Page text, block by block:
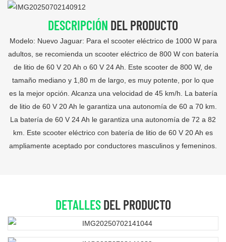
DESCRIPCIÓN DEL PRODUCTO
Modelo: Nuevo Jaguar: Para el scooter eléctrico de 1000 W para
adultos, se recomienda un scooter eléctrico de 800 W con batería
de litio de 60 V 20 Ah o 60 V 24 Ah. Este scooter de 800 W, de
tamaño mediano y 1,80 m de largo, es muy potente, por lo que
es la mejor opción. Alcanza una velocidad de 45 km/h. La batería
de litio de 60 V 20 Ah le garantiza una autonomía de 60 a 70 km.
La batería de 60 V 24 Ah le garantiza una autonomía de 72 a 82
km. Este scooter eléctrico con batería de litio de 60 V 20 Ah es
ampliamente aceptado por conductores masculinos y femeninos.
DETALLESDEL PRODUCTO